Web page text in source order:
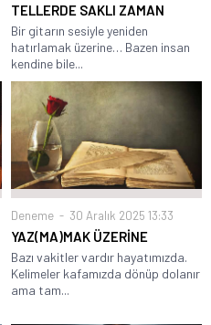
TELLERDE SAKLI ZAMAN
Bir gitarın sesiyle yeniden
hatırlamak üzerine… Bazen insan
kendine bile...
Deneme 30 Aralık 2025 13:33
YAZ(MA)MAK ÜZERİNE
Bazı vakitler vardır hayatımızda.
Kelimeler kafamızda dönüp dolanır
ama tam...